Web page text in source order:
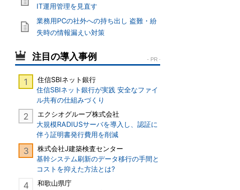
IT運用管理を見直す
業務用PCの社外への持ち出し 盗難・紛
失時の情報漏えい対策